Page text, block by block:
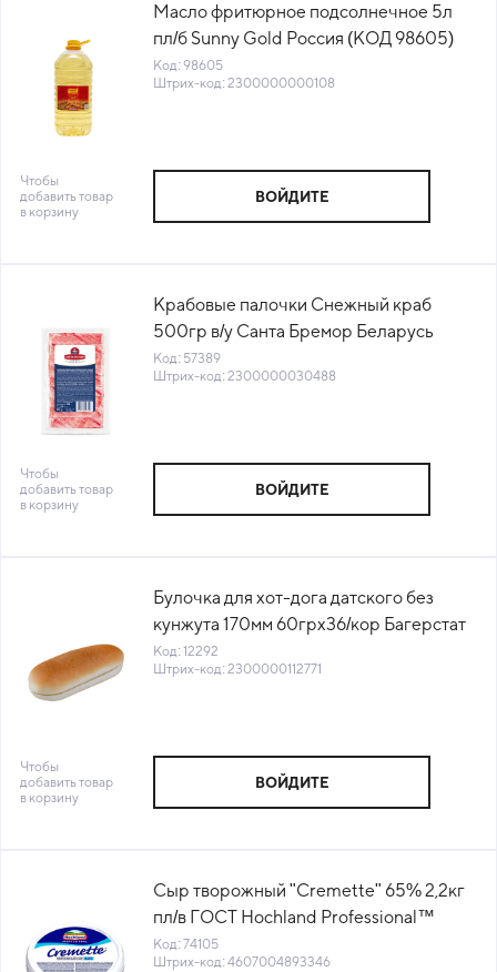
Масло фритюрное подсолнечное 5л
пл/б Sunny Gold Россия (КОД 98605)
(+18°С)
Код: 98605
Штрих-код: 2300000000108
Чтобы
добавить товар
в корзину
ВОЙДИТЕ
Крабовые палочки Снежный краб
500гр в/у Санта Бремор Беларусь
(КОД 57389) (-18°С)
Код: 57389
Штрих-код: 2300000030488
Чтобы
добавить товар
в корзину
ВОЙДИТЕ
Булочка для хот-дога датского без
кунжута 170мм 60грх36/кор Багерстат
Рус (3257) (КОР) (КОД 12292) (-18°С)
Код: 12292
Штрих-код: 2300000112771
Чтобы
добавить товар
в корзину
ВОЙДИТЕ
Сыр творожный "Сremette" 65% 2,2кг
пл/в ГОСТ Hochland Professional™
Россия (795015) (КОД 74105) (0°С)
Код: 74105
Штрих-код: 4607004893346